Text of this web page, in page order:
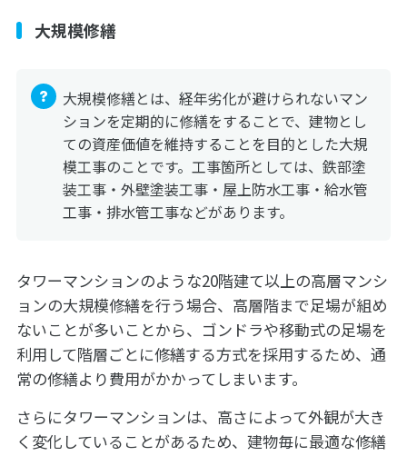
大規模修繕
大規模修繕とは、経年劣化が避けられないマン
ションを定期的に修繕をすることで、建物とし
ての資産価値を維持することを目的とした大規
模工事のことです。工事箇所としては、鉄部塗
装工事・外壁塗装工事・屋上防水工事・給水管
工事・排水管工事などがあります。
タワーマンションのような20階建て以上の高層マンシ
ョンの大規模修繕を行う場合、高層階まで足場が組め
ないことが多いことから、ゴンドラや移動式の足場を
利用して階層ごとに修繕する方式を採用するため、通
常の修繕より費用がかかってしまいます。
さらにタワーマンションは、高さによって外観が大き
く変化していることがあるため、建物毎に最適な修繕